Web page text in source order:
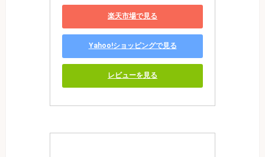
楽天市場で見る
Yahoo!ショッピングで見る
レビューを見る